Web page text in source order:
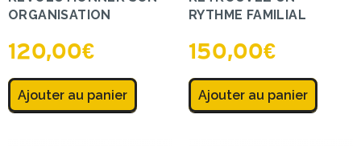
ORGANISATION
120,00€
Ajouter au panier
RYTHME FAMILIAL
150,00€
Ajouter au panier